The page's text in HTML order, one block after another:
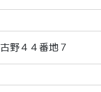
野４４番地７